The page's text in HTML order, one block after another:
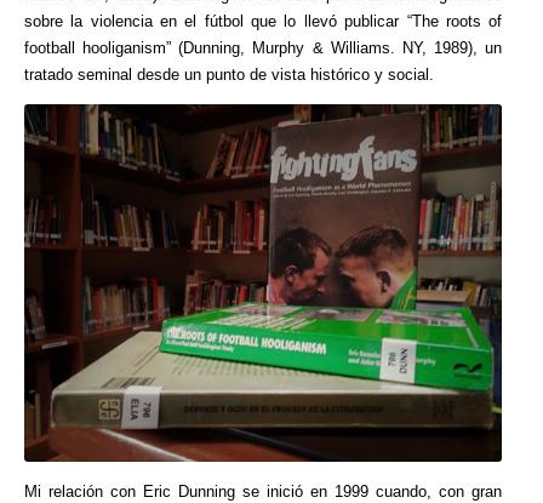
sobre la violencia en el fútbol que lo llevó publicar “The roots of
football hooliganism” (Dunning, Murphy & Williams. NY, 1989), un
tratado seminal desde un punto de vista histórico y social.
Mi relación con Eric Dunning se inició en 1999 cuando, con gran